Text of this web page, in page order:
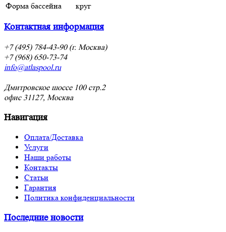
Форма бассейна
круг
Контактная информация
+7 (495) 784-43-90 (г. Москва)
+7 (968) 650-73-74
info@atlaspool.ru
Дмитровское шоссе 100 стр.2
офис 31127, Москва
Навигация
Оплата/Доставка
Услуги
Наши работы
Контакты
Статьи
Гарантия
Политика конфиденциальности
Последние новости